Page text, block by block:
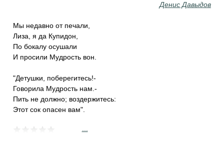
Денис Давыдов
Мы недавно от печали,
Лиза, я да Купидон,
По бокалу осушали
И просили Мудрость вон.
"Детушки, поберегитесь!-
Говорила Мудрость нам.-
Пить не должно; воздержитесь:
Этот сок опасен вам".